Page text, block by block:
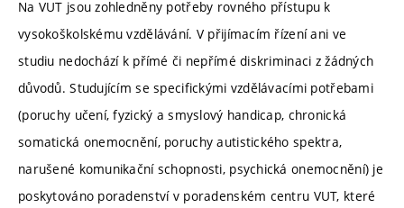
Na VUT jsou zohledněny potřeby rovného přístupu k
vysokoškolskému vzdělávání. V přijímacím řízení ani ve
studiu nedochází k přímé či nepřímé diskriminaci z žádných
důvodů. Studujícím se specifickými vzdělávacími potřebami
(poruchy učení, fyzický a smyslový handicap, chronická
somatická onemocnění, poruchy autistického spektra,
narušené komunikační schopnosti, psychická onemocnění) je
poskytováno poradenství v poradenském centru VUT, které